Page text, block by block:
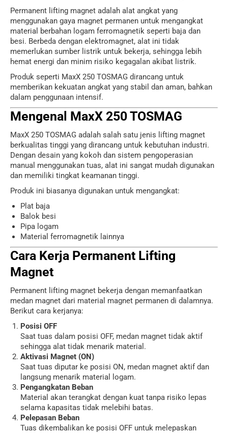
Permanent lifting magnet adalah alat angkat yang
menggunakan gaya magnet permanen untuk mengangkat
material berbahan logam ferromagnetik seperti baja dan
besi. Berbeda dengan elektromagnet, alat ini tidak
memerlukan sumber listrik untuk bekerja, sehingga lebih
hemat energi dan minim risiko kegagalan akibat listrik.
Produk seperti MaxX 250 TOSMAG dirancang untuk
memberikan kekuatan angkat yang stabil dan aman, bahkan
dalam penggunaan intensif.
Mengenal MaxX 250 TOSMAG
MaxX 250 TOSMAG adalah salah satu jenis lifting magnet
berkualitas tinggi yang dirancang untuk kebutuhan industri.
Dengan desain yang kokoh dan sistem pengoperasian
manual menggunakan tuas, alat ini sangat mudah digunakan
dan memiliki tingkat keamanan tinggi.
Produk ini biasanya digunakan untuk mengangkat:
Plat baja
Balok besi
Pipa logam
Material ferromagnetik lainnya
Cara Kerja Permanent Lifting
Magnet
Permanent lifting magnet bekerja dengan memanfaatkan
medan magnet dari material magnet permanen di dalamnya.
Berikut cara kerjanya:
Posisi OFF
Saat tuas dalam posisi OFF, medan magnet tidak aktif
sehingga alat tidak menarik material.
Aktivasi Magnet (ON)
Saat tuas diputar ke posisi ON, medan magnet aktif dan
langsung menarik material logam.
Pengangkatan Beban
Material akan terangkat dengan kuat tanpa risiko lepas
selama kapasitas tidak melebihi batas.
Pelepasan Beban
Tuas dikembalikan ke posisi OFF untuk melepaskan